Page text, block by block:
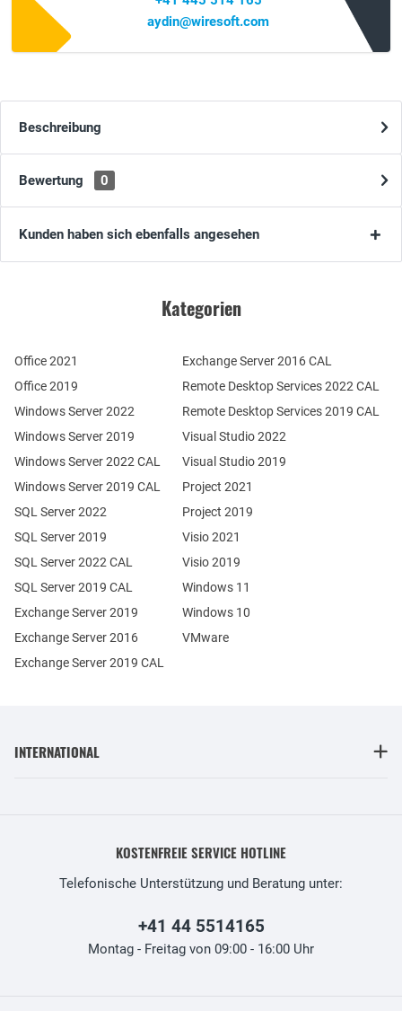
aydin@wiresoft.com
Beschreibung
Bewertung 0
Kunden haben sich ebenfalls angesehen
Kategorien
Office 2021
Office 2019
Windows Server 2022
Windows Server 2019
Exchange Server 2019
Exchange Server 2016
SQL Server 2022
SQL Server 2019
Windows Server 2022 CAL
Windows Server 2019 CAL
SQL Server 2022 CAL
SQL Server 2019 CAL
Remote Desktop Services 2022 CAL
Remote Desktop Services 2019 CAL
Exchange Server 2019 CAL
Exchange Server 2016 CAL
Visual Studio 2022
Visual Studio 2019
Project 2021
Project 2019
Visio 2021
Visio 2019
Windows 11
Windows 10
VMware
INTERNATIONAL
KOSTENFREIE SERVICE HOTLINE
Telefonische Unterstützung und Beratung unter:
+41 44 5514165
Montag - Freitag von 09:00 - 16:00 Uhr